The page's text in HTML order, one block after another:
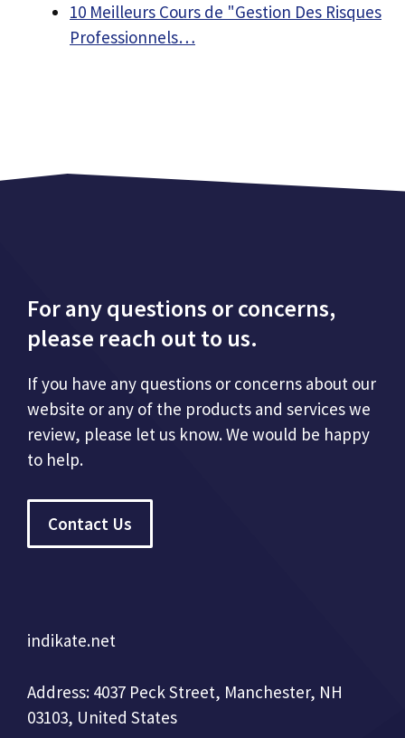
10 Meilleurs Cours de "Gestion Des Risques
Professionnels…
For any questions or concerns,
please reach out to us.
If you have any questions or concerns about our
website or any of the products and services we
review, please let us know. We would be happy
to help.
Contact Us
indikate.net
Address: 4037 Peck Street, Manchester, NH
03103, United States